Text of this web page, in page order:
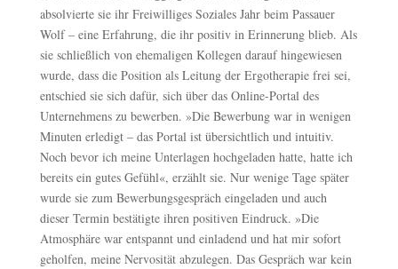
absolvierte sie ihr Freiwilliges Soziales Jahr beim Passauer
Wolf – eine Erfahrung, die ihr positiv in Erinnerung blieb. Als
sie schließlich von ehemaligen Kollegen darauf hingewiesen
wurde, dass die Position als Leitung der Ergotherapie frei sei,
entschied sie sich dafür, sich über das Online-Portal des
Unternehmens zu bewerben. »Die Bewerbung war in wenigen
Minuten erledigt – das Portal ist übersichtlich und intuitiv.
Noch bevor ich meine Unterlagen hochgeladen hatte, hatte ich
bereits ein gutes Gefühl«, erzählt sie. Nur wenige Tage später
wurde sie zum Bewerbungsgespräch eingeladen und auch
dieser Termin bestätigte ihren positiven Eindruck. »Die
Atmosphäre war entspannt und einladend und hat mir sofort
geholfen, meine Nervosität abzulegen. Das Gespräch war kein